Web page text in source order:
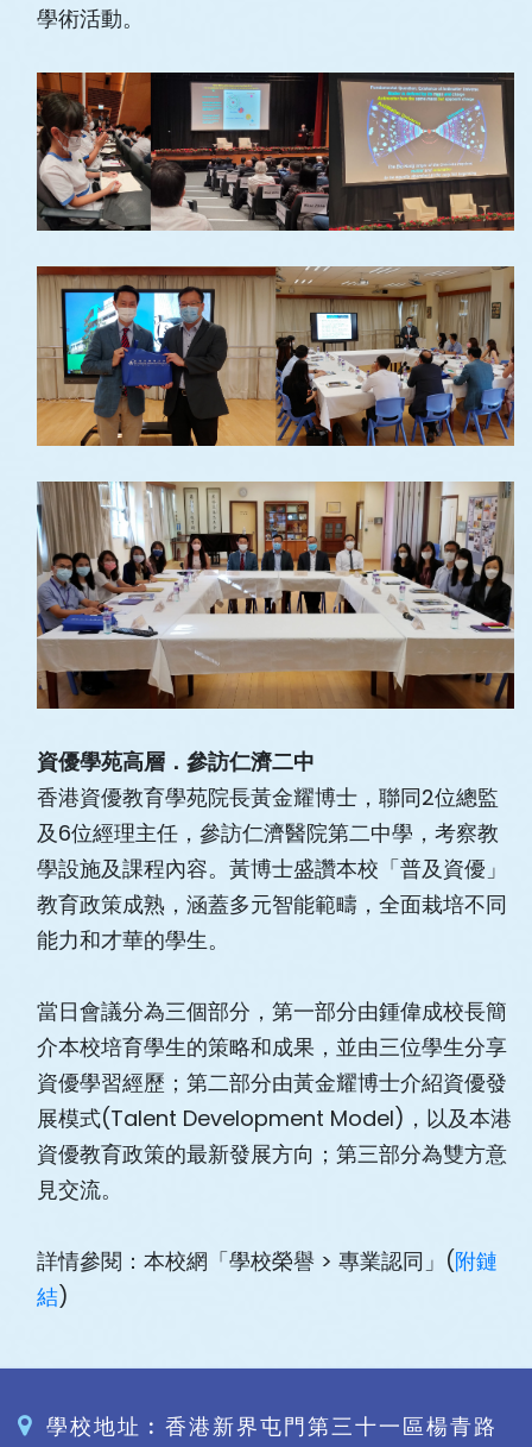
學術活動。
資優學苑高層．參訪仁濟二中
香港資優教育學苑院長黃金耀博士，聯同2位總監
及6位經理主任，參訪仁濟醫院第二中學，考察教
學設施及課程內容。黃博士盛讚本校「普及資優」
教育政策成熟，涵蓋多元智能範疇，全面栽培不同
能力和才華的學生。
當日會議分為三個部分，第一部分由鍾偉成校長簡
介本校培育學生的策略和成果，並由三位學生分享
資優學習經歷；第二部分由黃金耀博士介紹資優發
展模式(Talent Development Model)，以及本港
資優教育政策的最新發展方向；第三部分為雙方意
見交流。
詳情參閱：本校網「學校榮譽 > 專業認同」(附鏈
結)
學校地址︰香港新界屯門第三十一區楊青路